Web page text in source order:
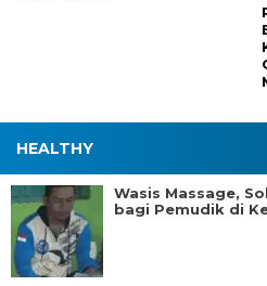
HEALTHY
Wasis Massage,
bagi Pemudik di